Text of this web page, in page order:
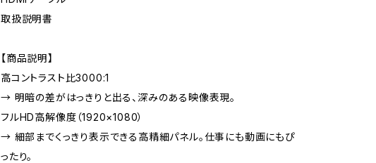
取扱説明書
【商品説明】
高コントラスト比3000:1
→ 明暗の差がはっきりと出る、深みのある映像表現。
フルHD高解像度（1920×1080）
→ 細部までくっきり表示できる高精細パネル。仕事にも動画にもぴ
ったり。